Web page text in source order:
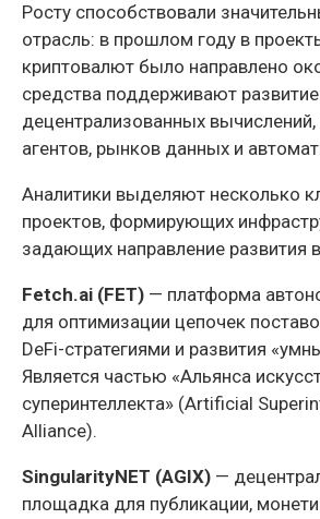
Росту способствовали
отрасль: в прошлом году в
криптовалют было направлено
средства поддерживают развитие
децентрализованных
агентов, рынков данных и
Аналитики выделяют несколько
проектов, формирующих
задающих направление развития
Fetch.ai (FET) — платформа
для оптимизации цепочек
DeFi-стратегиями и развития
Является частью «Альянса
суперинтеллекта» (Artificial
Alliance).
SingularityNET (AGIX) —
площадка для публикации,